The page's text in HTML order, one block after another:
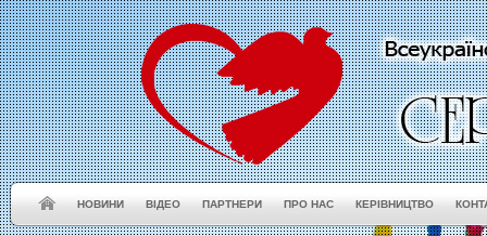
НОВИНИ ВІДЕО ПАРТНЕРИ ПРО НАС КЕРІВНИЦТВО